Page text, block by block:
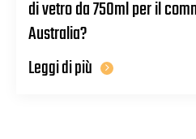
di vetro da 750ml per il
Australia?
Leggi di più